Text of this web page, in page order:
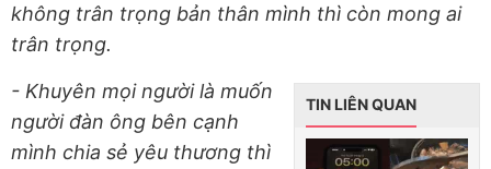
không trân trọng bản thân mình thì còn mong ai
trân trọng.
TIN LIÊN QUAN
- Khuyên mọi người là muốn
người đàn ông bên cạnh
mình chia sẻ yêu thương thì